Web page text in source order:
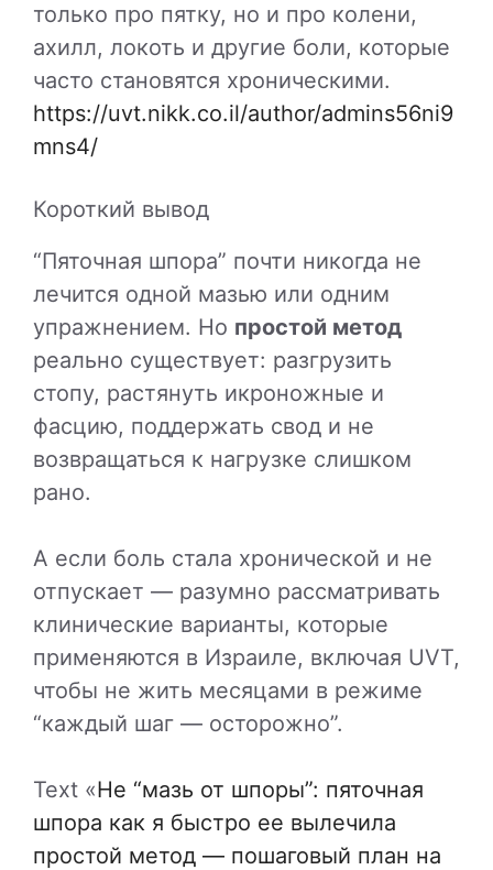
только про пятку, но и про колени,
ахилл, локоть и другие боли, которые
часто становятся хроническими.
https://uvt.nikk.co.il/author/admins56ni9
mns4/
Короткий вывод
“Пяточная шпора” почти никогда не
лечится одной мазью или одним
упражнением. Но простой метод
реально существует: разгрузить
стопу, растянуть икроножные и
фасцию, поддержать свод и не
возвращаться к нагрузке слишком
рано.
А если боль стала хронической и не
отпускает — разумно рассматривать
клинические варианты, которые
применяются в Израиле, включая UVT,
чтобы не жить месяцами в режиме
“каждый шаг — осторожно”.
Text «Не “мазь от шпоры”: пяточная
шпора как я быстро ее вылечила
простой метод — пошаговый план на